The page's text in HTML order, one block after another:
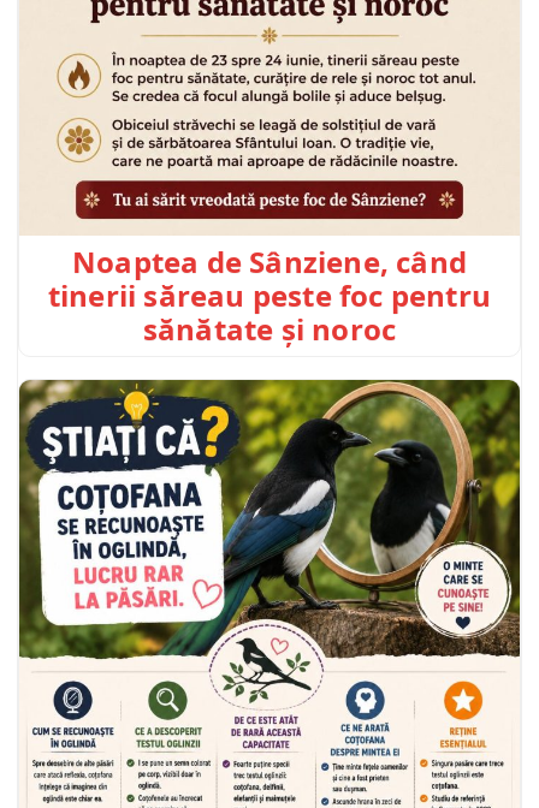
Noaptea de Sânziene, când
tinerii săreau peste foc pentru
sănătate și noroc